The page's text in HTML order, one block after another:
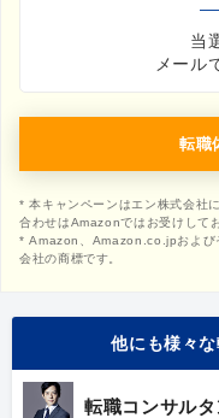
当
メール
転職
* 本キャンペーンはエン株式会社
合わせはAmazonではお受けして
* Amazon、Amazon.co.jpおよび
会社の商標です。
他にも様々
転職コンサル